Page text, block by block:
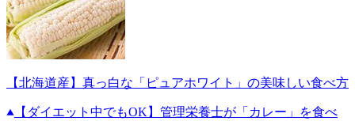
【北海道産】真っ白な「ピュアホワイト」の美味しい食べ方
【ダイエット中でもOK】管理栄養士が「カレー」を食べ